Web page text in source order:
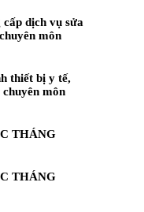
dịch vụ sửa
môn
thiết bị y tế,
môn
THÁNG
THÁNG